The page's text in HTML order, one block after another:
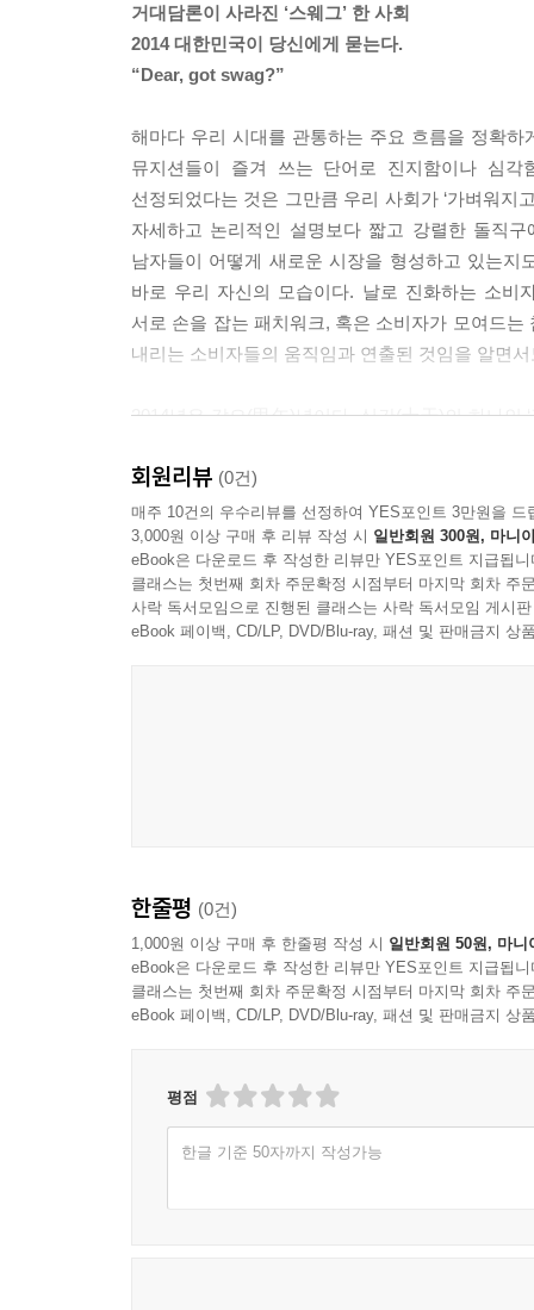
기 운동 등으로 많이 정화되었다고는 하지만 아
도 너무 가벼워진 것이다. 사람들은 깊게 생각하
생겨난 글들을 보고 더 충동적인 댓글이 달리며
초니치 트렌드에 대응하는 첫 번째 전략인 현미
분화해 초니치 마켓을 찾아내는 전략이다.
현미경으로 들여다본 미시세계에서 소비층은 쪼
9개이던 차량등급을 고객의 소득과 취향에 따라
(E) · 스포츠유틸리티차량(SUV) · 다목적레저차
이 팔리는 중국시장에서는 동급 내에도 서로 다
지로 세분화하고, 준중형차도 5개 등급으로 더 잘
부상하고 있다. 특히 F세대의 중심인 1971년생은
을 자랑하는, 그리고 평균수명 연장으로 내리막
른 것이다. ‘잊힌’ 세대가 주인공이 되면서 묻혔
다. ---p.261
사회구조가 좋게 말해 안정적, 정확히 말해 고착
빈과 현대차가 커피빈 여의도 지점을 시작으로
전기 자동차부터 새로 출시한 자동차까지 매장은
느긋하게 차를 마시며 신차를 감상하는 기회를 즐
로 하여금 원래의 전략을 수정하도록 만든다. 다
거대담론이 사라진 ‘스웨그’ 한 사회
2014 대한민국이 당신에게 묻는다.
“Dear, got swag?”
해마다 우리 시대를 관통하는 주요 흐름을 정확하
뮤지션들이 즐겨 쓰는 단어로 진지함이나 심
선정되었다는 것은 그만큼 우리 사회가 ‘가벼워
자세하고 논리적인 설명보다 짧고 강렬한 돌직
남자들이 어떻게 새로운 시장을 형성하고 있는
바로 우리 자신의 모습이다. 날로 진화하는 소비
서로 손을 잡는 패치워크, 혹은 소비자가 모여드
내리는 소비자들의 움직임과 연출된 것임을 알면
2014년은 갑오(甲午)년이다. 십간(十干)의 하나인
이동수단이었으며 이동ㆍ변화ㆍ자유ㆍ소통 등
지혜’라는 뜻의 노마지지(老馬之智)라는 고사성
있듯이, 말은 지혜롭다. 또 주인과 함께 전장을 누
『트렌드 코리아 2014』 10대 소비트렌드 키워드
색깔의 말이 출주했는데, 사람들은 주로 흰색과
못하지만 결승선에 가까워질수록 검은 말이 치고
스웨그 신드롬이 온다. 경박한 말과 행동이 넘쳐
가장 잘 표현하는 말로 ‘스웨그’만 한 것이 없다.
넘치는 시대에, 때로 참기 어렵지만 받아들일 수밖
정신과 육체의 균형을 회복하려는 사람들이 늘
현대인들의 새로운 치유 키워드로 자리 잡을 것이
회원리뷰 (0건)
매주 10건의 우수리뷰를 선정하여 YES포인트 3만원을 드
3,000원 이상 구매 후 리뷰 작성 시 일반회원 300원, 마니
eBook은 다운로드 후 작성한 리뷰만 YES포인트 지급됩니
클래스는 첫번째 회차 주문확정 시점부터 마지막 회차 주
사락 독서모임으로 진행된 클래스는 사락 독서모임 게시
eBook 페이백, CD/LP, DVD/Blu-ray, 패션 및 판매금지 상
한줄평 (0건)
1,000원 이상 구매 후 한줄평 작성 시 일반회원 50원, 마니
eBook은 다운로드 후 작성한 리뷰만 YES포인트 지급됩니
클래스는 첫번째 회차 주문확정 시점부터 마지막 회차 주
eBook 페이백, CD/LP, DVD/Blu-ray, 패션 및 판매금지 상
평점
한글 기준 50자까지 작성가능